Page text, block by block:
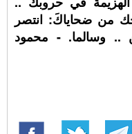
من ضحاياكَ: انتصر
.. وسالما. - محمود